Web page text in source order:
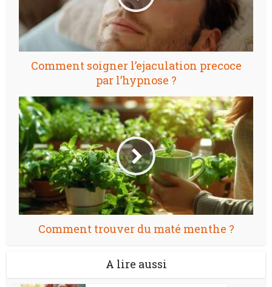
Comment soigner l’ejaculation precoce
par l’hypnose ?
Comment trouver du maté menthe ?
A lire aussi